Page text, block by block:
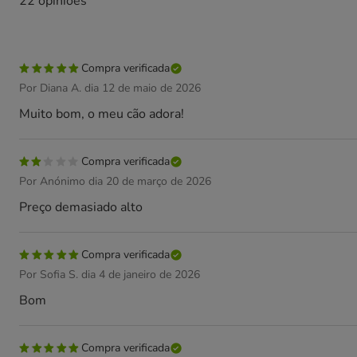
Compra verificada
Por Diana A. dia 12 de maio de 2026
Muito bom, o meu cão adora!
Compra verificada
Por Anónimo dia 20 de março de 2026
Preço demasiado alto
Compra verificada
Por Sofia S. dia 4 de janeiro de 2026
Bom
Compra verificada